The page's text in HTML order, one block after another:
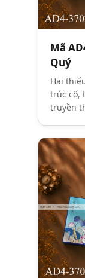
Mã
Quý
Hai
trúc cổ,
truyền